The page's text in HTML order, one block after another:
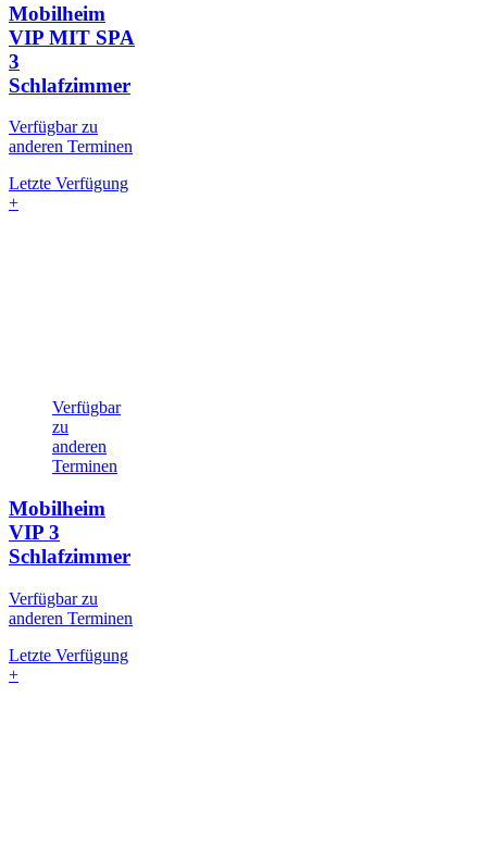
Mobilheim
VIP MIT SPA
3
Schlafzimmer
Verfügbar zu
anderen Terminen
Letzte Verfügung
+
Verfügbar
zu
anderen
Terminen
Mobilheim
VIP 3
Schlafzimmer
Verfügbar zu
anderen Terminen
Letzte Verfügung
+